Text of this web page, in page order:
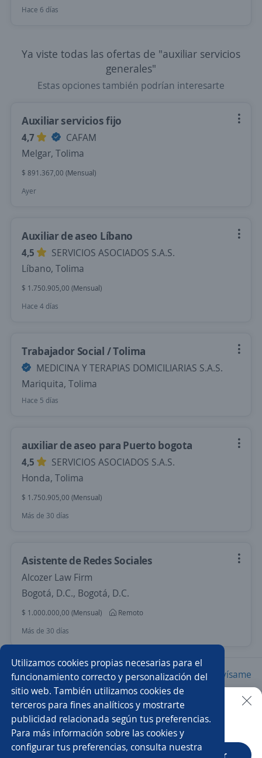
Utilizamos cookies propias necesarias para el
funcionamiento correcto y personalización del
sitio web. También utilizamos cookies de
terceros para fines analíticos y mostrarte
publicidad relacionada según tus preferencias.
Para más información sobre las cookies y
configurar tus preferencias, consulta nuestra
Hace 6 días
Ya viste todas las ofertas de "auxiliar servicios
generales"
Estas opciones también podrían interesarte
Auxiliar servicios fijo
4,7
CAFAM
Melgar, Tolima
$ 891.367,00 (Mensual)
Ayer
Auxiliar de aseo Líbano
4,5
SERVICIOS ASOCIADOS S.A.S.
Líbano, Tolima
$ 1.750.905,00 (Mensual)
Hace 4 días
Trabajador Social / Tolima
MEDICINA Y TERAPIAS DOMICILIARIAS S.A.S.
Mariquita, Tolima
Hace 5 días
auxiliar de aseo para Puerto bogota
4,5
SERVICIOS ASOCIADOS S.A.S.
Honda, Tolima
$ 1.750.905,00 (Mensual)
Más de 30 días
Asistente de Redes Sociales
Alcozer Law Firm
Bogotá, D.C., Bogotá, D.C.
$ 1.000.000,00 (Mensual)
Remoto
Más de 30 días
Nuevas ofertas de empleo Avísame
Empleos similares
Cabinero/a Ayudante de limpieza
Buscar es más fácil en la app
CT App Abrir